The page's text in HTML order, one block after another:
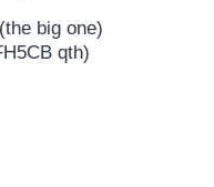
big one)
qth)